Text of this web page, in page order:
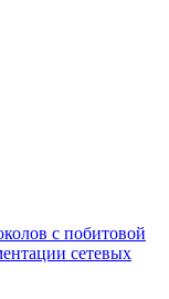
с побитовой
сетевых